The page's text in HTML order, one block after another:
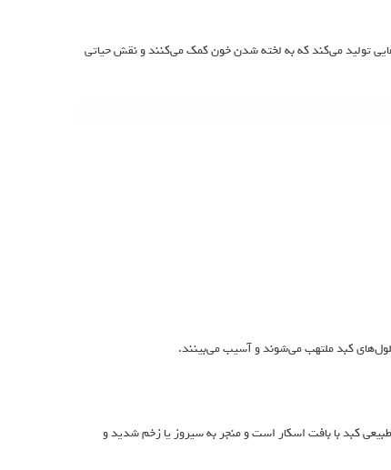
تولید می‌کند که به لخته شدن خون کمک می‌کنند و نقش حیاتی
کبد ملتهب می‌شوند و آسیب می‌بینند.
کبد با بافت اسکار است و منجر به سیروز یا زخم شدید و